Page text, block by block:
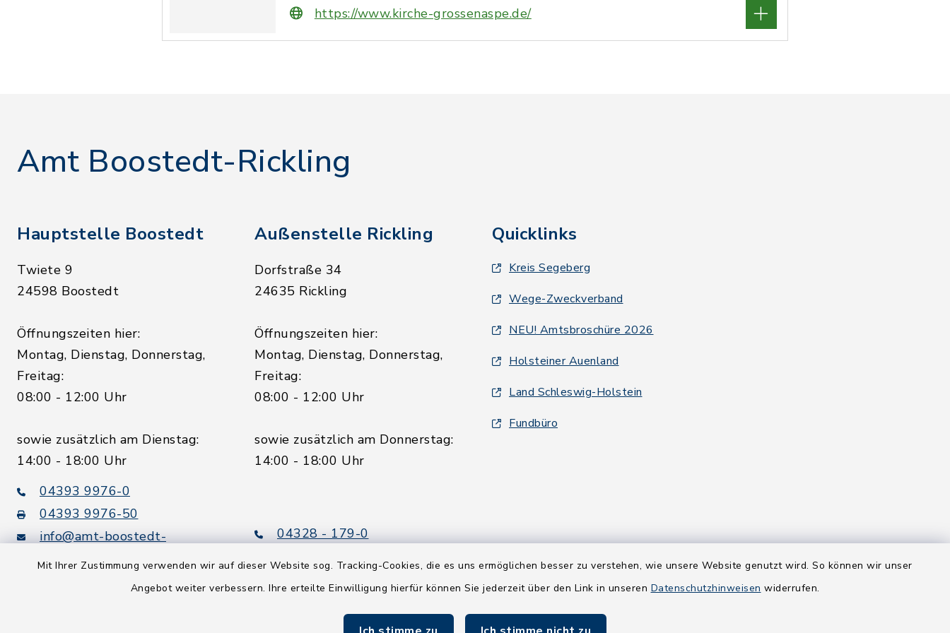
Mit Ihrer Zustimmung verwenden wir auf dieser Website sog. Tracking-Cookies, die es uns ermöglichen besser zu verstehen, wie unsere Website genutzt wird. So können wir unser
Angebot weiter verbessern. Ihre erteilte Einwilligung hierfür können Sie jederzeit über den Link in unseren Datenschutzhinweisen widerrufen.
https://www.kirche-grossenaspe.de/
Amt Boostedt-Rickling
Hauptstelle Boostedt
Twiete 9
24598 Boostedt
Öffnungszeiten hier:
Montag, Dienstag, Donnerstag,
Freitag:
08:00 - 12:00 Uhr
sowie zusätzlich am Dienstag:
14:00 - 18:00 Uhr
04393 9976-0
04393 9976-50
info@amt-boostedt-
Außenstelle Rickling
Dorfstraße 34
24635 Rickling
Öffnungszeiten hier:
Montag, Dienstag, Donnerstag,
Freitag:
08:00 - 12:00 Uhr
sowie zusätzlich am Donnerstag:
14:00 - 18:00 Uhr
04328 - 179-0
rickling.de
Quicklinks
Kreis Segeberg
Wege-Zweckverband
NEU! Amtsbroschüre 2026
Holsteiner Auenland
Land Schleswig-Holstein
Fundbüro